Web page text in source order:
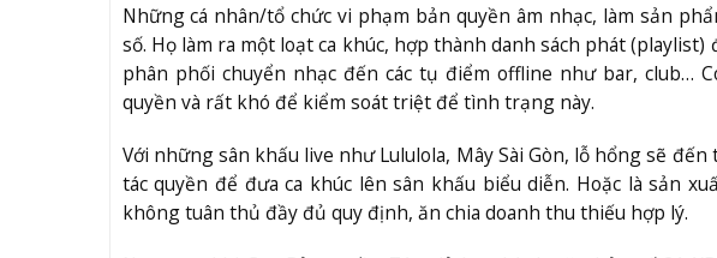
Những cá nhân/tổ chức vi phạm bản quyền âm nhạc, làm sản
số. Họ làm ra một loạt ca khúc, hợp thành danh sách phát
phân phối chuyển nhạc đến các tụ điểm offline như bar, club…
quyền và rất khó để kiểm soát triệt để tình trạng này.
Với những sân khấu live như Lululola, Mây Sài Gòn, lỗ hổng sẽ
tác quyền để đưa ca khúc lên sân khấu biểu diễn. Hoặc là sản
không tuân thủ đầy đủ quy định, ăn chia doanh thu thiếu hợp lý.